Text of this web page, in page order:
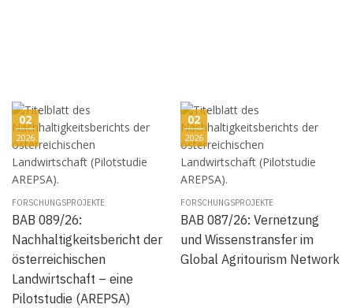
02
2026
FORSCHUNGSPROJEKTE
BAB 089/26:
Nachhaltigkeitsbericht der
österreichischen
Landwirtschaft – eine
Pilotstudie (AREPSA)
02
2026
FORSCHUNGSPROJEKTE
BAB 087/26: Vernetzung
und Wissenstransfer im
Global Agritourism Network